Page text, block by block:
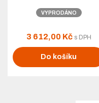
VYPRODÁNO
3 612,00 Kč s DPH
Do košíku